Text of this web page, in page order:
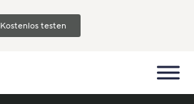
Kostenlos testen